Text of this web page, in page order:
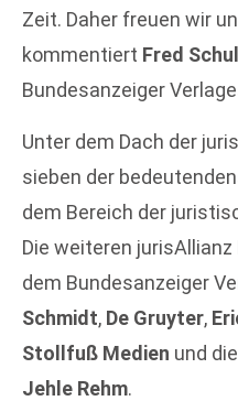
Zeit. Daher freuen wir
kommentiert Fred
Bundesanzeiger
Unter dem Dach der
sieben der
dem Bereich der
Die weiteren
dem Bundesanzeiger
Schmidt, De Gruyter,
Stollfuß Medien und
Jehle Rehm.